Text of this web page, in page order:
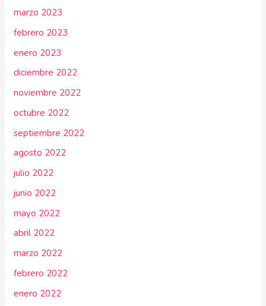
marzo 2023
febrero 2023
enero 2023
diciembre 2022
noviembre 2022
octubre 2022
septiembre 2022
agosto 2022
julio 2022
junio 2022
mayo 2022
abril 2022
marzo 2022
febrero 2022
enero 2022